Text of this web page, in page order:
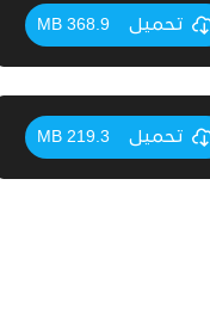
تحميل 368.9 MB
تحميل 219.3 MB